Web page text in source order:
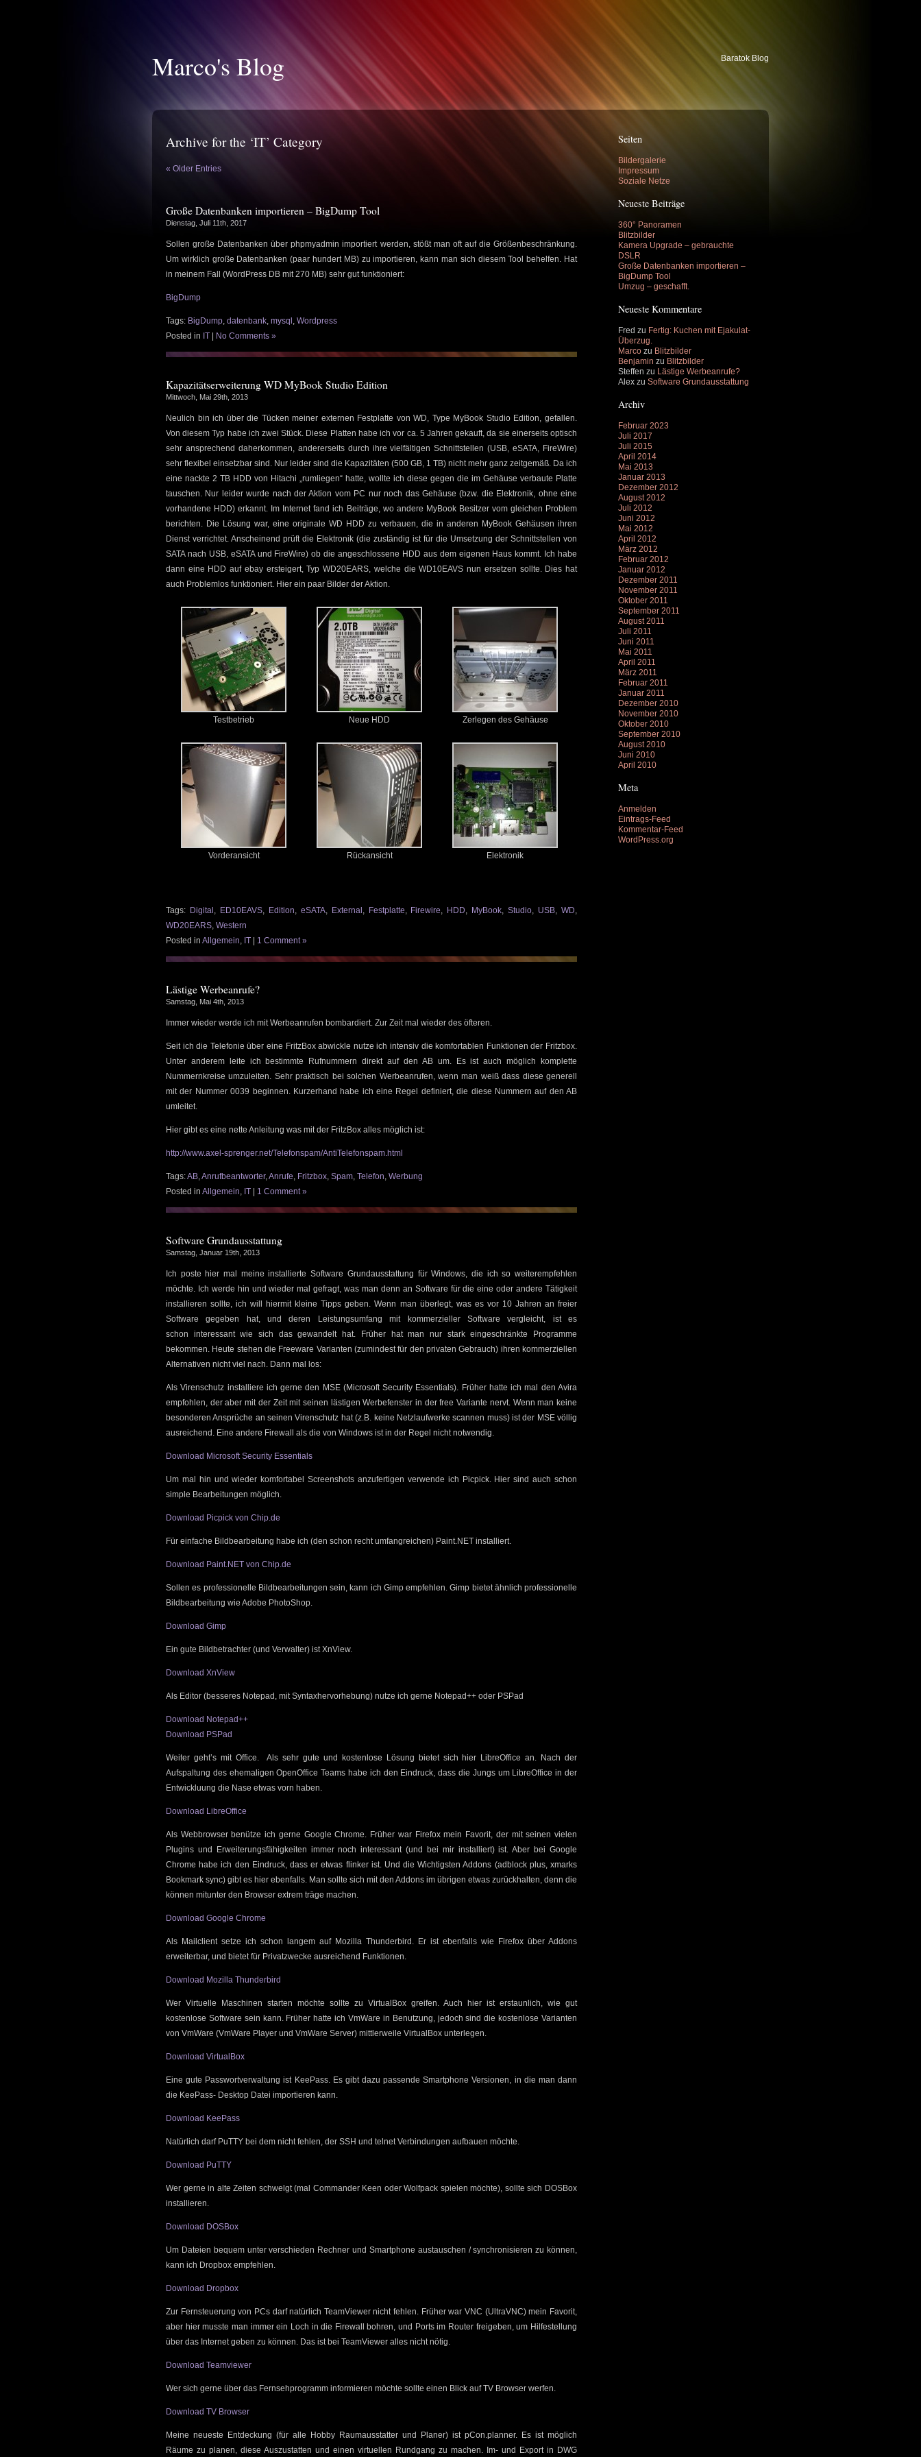
Marco's Blog Baratok Blog
Archive for the ‘IT’ Category
« Older Entries
Große Datenbanken importieren – BigDump Tool
Dienstag, Juli 11th, 2017
Sollen große Datenbanken über phpmyadmin importiert werden, stößt man oft auf die Größenbeschränkung.
Um wirklich große Datenbanken (paar hundert MB) zu importieren, kann man sich diesem Tool behelfen. Hat
in meinem Fall (WordPress DB mit 270 MB) sehr gut funktioniert:
BigDump
Tags: BigDump, datenbank, mysql, Wordpress
Posted in IT | No Comments »
Kapazitätserweiterung WD MyBook Studio Edition
Mittwoch, Mai 29th, 2013
Neulich bin ich über die Tücken meiner externen Festplatte von WD, Type MyBook Studio Edition, gefallen.
Von diesem Typ habe ich zwei Stück. Diese Platten habe ich vor ca. 5 Jahren gekauft, da sie einerseits optisch
sehr ansprechend daherkommen, andererseits durch ihre vielfältigen Schnittstellen (USB, eSATA, FireWire)
sehr flexibel einsetzbar sind. Nur leider sind die Kapazitäten (500 GB, 1 TB) nicht mehr ganz zeitgemäß. Da ich
eine nackte 2 TB HDD von Hitachi „rumliegen“ hatte, wollte ich diese gegen die im Gehäuse verbaute Platte
tauschen. Nur leider wurde nach der Aktion vom PC nur noch das Gehäuse (bzw. die Elektronik, ohne eine
vorhandene HDD) erkannt. Im Internet fand ich Beiträge, wo andere MyBook Besitzer vom gleichen Problem
berichten. Die Lösung war, eine originale WD HDD zu verbauen, die in anderen MyBook Gehäusen ihren
Dienst verrichtet. Anscheinend prüft die Elektronik (die zuständig ist für die Umsetzung der Schnittstellen von
SATA nach USB, eSATA und FireWire) ob die angeschlossene HDD aus dem eigenen Haus kommt. Ich habe
dann eine HDD auf ebay ersteigert, Typ WD20EARS, welche die WD10EAVS nun ersetzen sollte. Dies hat
auch Problemlos funktioniert. Hier ein paar Bilder der Aktion.
Testbetrieb Neue HDD Zerlegen des Gehäuse
Vorderansicht Rückansicht Elektronik
Tags: Digital, ED10EAVS, Edition, eSATA, External, Festplatte, Firewire, HDD, MyBook,Studio, USB,WD,
WD20EARS, Western
Posted in Allgemein, IT | 1 Comment »
Lästige Werbeanrufe?
Samstag, Mai 4th, 2013
Immer wieder werde ich mit Werbeanrufen bombardiert. Zur Zeit mal wieder des öfteren.
Seit ich die Telefonie über eine FritzBox abwickle nutze ich intensiv die komfortablen Funktionen der Fritzbox.
Unter anderem leite ich bestimmte Rufnummern direkt auf den AB um. Es ist auch möglich komplette
Nummernkreise umzuleiten. Sehr praktisch bei solchen Werbeanrufen, wenn man weiß dass diese generell
mit der Nummer 0039 beginnen. Kurzerhand habe ich eine Regel definiert, die diese Nummern auf den AB
umleitet.
Hier gibt es eine nette Anleitung was mit der FritzBox alles möglich ist:
http://www.axel-sprenger.net/Telefonspam/AntiTelefonspam.html
Tags:AB,Anrufbeantworter,Anrufe, Fritzbox, Spam, Telefon, Werbung
Posted in Allgemein, IT | 1 Comment »
Software Grundausstattung
Samstag, Januar 19th, 2013
Ich poste hier mal meine installierte Software Grundausstattung für Windows, die ich so weiterempfehlen
möchte. Ich werde hin und wieder mal gefragt, was man denn an Software für die eine oder andere Tätigkeit
installieren sollte, ich will hiermit kleine Tipps geben. Wenn man überlegt, was es vor 10 Jahren an freier
Software gegeben hat, und deren Leistungsumfang mit kommerzieller Software vergleicht, ist es
schon interessant wie sich das gewandelt hat. Früher hat man nur stark eingeschränkte Programme
bekommen. Heute stehen die Freeware Varianten (zumindest für den privaten Gebrauch) ihren kommerziellen
Alternativen nicht viel nach. Dann mal los:
Als Virenschutz installiere ich gerne den MSE (Microsoft Security Essentials). Früher hatte ich mal den Avira
empfohlen, der aber mit der Zeit mit seinen lästigen Werbefenster in der free Variante nervt. Wenn man keine
besonderen Ansprüche an seinen Virenschutz hat (z.B. keine Netzlaufwerke scannen muss) ist der MSE völlig
ausreichend. Eine andere Firewall als die von Windows ist in der Regel nicht notwendig.
Download Microsoft Security Essentials
Um mal hin und wieder komfortabel Screenshots anzufertigen verwende ich Picpick. Hier sind auch schon
simple Bearbeitungen möglich.
Download Picpick von Chip.de
Für einfache Bildbearbeitung habe ich (den schon recht umfangreichen) Paint.NET installiert.
Download Paint.NET von Chip.de
Sollen es professionelle Bildbearbeitungen sein, kann ich Gimp empfehlen. Gimp bietet ähnlich professionelle
Bildbearbeitung wie Adobe PhotoShop.
Download Gimp
Ein gute Bildbetrachter (und Verwalter) ist XnView.
Download XnView
Als Editor (besseres Notepad, mit Syntaxhervorhebung) nutze ich gerne Notepad++ oder PSPad
Download Notepad++
Download PSPad
Weiter geht’s mit Office. Als sehr gute und kostenlose Lösung bietet sich hier LibreOffice an. Nach der
Aufspaltung des ehemaligen OpenOffice Teams habe ich den Eindruck, dass die Jungs um LibreOffice in der
Entwickluung die Nase etwas vorn haben.
Download LibreOffice
Als Webbrowser benütze ich gerne Google Chrome. Früher war Firefox mein Favorit, der mit seinen vielen
Plugins und Erweiterungsfähigkeiten immer noch interessant (und bei mir installiert) ist. Aber bei Google
Chrome habe ich den Eindruck, dass er etwas flinker ist. Und die Wichtigsten Addons (adblock plus, xmarks
Bookmark sync) gibt es hier ebenfalls. Man sollte sich mit den Addons im übrigen etwas zurückhalten, denn die
können mitunter den Browser extrem träge machen.
Download Google Chrome
Als Mailclient setze ich schon langem auf Mozilla Thunderbird. Er ist ebenfalls wie Firefox über Addons
erweiterbar, und bietet für Privatzwecke ausreichend Funktionen.
Download Mozilla Thunderbird
Wer Virtuelle Maschinen starten möchte sollte zu VirtualBox greifen. Auch hier ist erstaunlich, wie gut
kostenlose Software sein kann. Früher hatte ich VmWare in Benutzung, jedoch sind die kostenlose Varianten
von VmWare (VmWare Player und VmWare Server) mittlerweile VirtualBox unterlegen.
Download VirtualBox
Eine gute Passwortverwaltung ist KeePass. Es gibt dazu passende Smartphone Versionen, in die man dann
die KeePass- Desktop Datei importieren kann.
Download KeePass
Natürlich darf PuTTY bei dem nicht fehlen, der SSH und telnet Verbindungen aufbauen möchte.
Download PuTTY
Wer gerne in alte Zeiten schwelgt (mal Commander Keen oder Wolfpack spielen möchte), sollte sich DOSBox
installieren.
Download DOSBox
Um Dateien bequem unter verschieden Rechner und Smartphone austauschen / synchronisieren zu können,
kann ich Dropbox empfehlen.
Download Dropbox
Zur Fernsteuerung von PCs darf natürlich TeamViewer nicht fehlen. Früher war VNC (UltraVNC) mein Favorit,
aber hier musste man immer ein Loch in die Firewall bohren, und Ports im Router freigeben, um Hilfestellung
über das Internet geben zu können. Das ist bei TeamViewer alles nicht nötig.
Download Teamviewer
Wer sich gerne über das Fernsehprogramm informieren möchte sollte einen Blick auf TV Browser werfen.
Download TV Browser
Meine neueste Entdeckung (für alle Hobby Raumausstatter und Planer) ist pCon.planner. Es ist möglich
Räume zu planen, diese Auszustatten und einen virtuellen Rundgang zu machen. Im- und Export in DWG
Seiten
Bildergalerie
Impressum
Soziale Netze
Neueste Beiträge
360° Panoramen
Blitzbilder
Kamera Upgrade – gebrauchte
DSLR
Große Datenbanken importieren –
BigDump Tool
Umzug – geschafft.
Neueste Kommentare
Fred zu Fertig: Kuchen mit Ejakulat-
Überzug.
Marco zu Blitzbilder
Benjamin zu Blitzbilder
Steffen zu Lästige Werbeanrufe?
Alex zu Software Grundausstattung
Archiv
Februar 2023
Juli 2017
Juli 2015
April 2014
Mai 2013
Januar 2013
Dezember 2012
August 2012
Juli 2012
Juni 2012
Mai 2012
April 2012
März 2012
Februar 2012
Januar 2012
Dezember 2011
November 2011
Oktober 2011
September 2011
August 2011
Juli 2011
Juni 2011
Mai 2011
April 2011
März 2011
Februar 2011
Januar 2011
Dezember 2010
November 2010
Oktober 2010
September 2010
August 2010
Juni 2010
April 2010
Meta
Anmelden
Eintrags-Feed
Kommentar-Feed
WordPress.org